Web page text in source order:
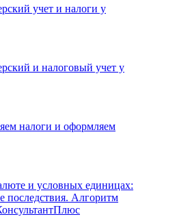
учет и налоги у
и налоговый учет у
налоги и оформляем
и условных единицах:
последствия. Алгоритм